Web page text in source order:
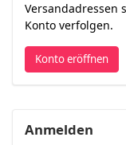
Versandadressen
Konto verfolgen.
Konto eröffnen
Anmelden